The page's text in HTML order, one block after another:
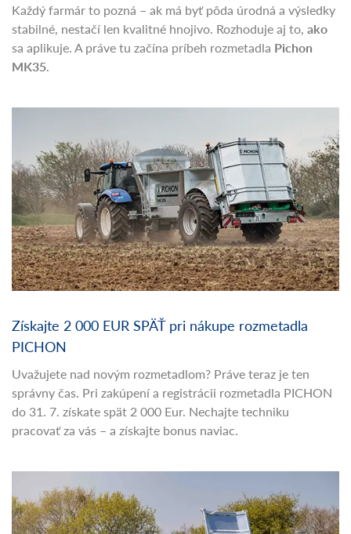
Každý farmár to pozná – ak má byť pôda úrodná a výsledky
stabilné, nestačí len kvalitné hnojivo. Rozhoduje aj to, ako
sa aplikuje. A práve tu začína príbeh rozmetadla Pichon
MK35.
Získajte 2 000 EUR SPÄŤ pri nákupe rozmetadla
PICHON
Uvažujete nad novým rozmetadlom? Práve teraz je ten
správny čas. Pri zakúpení a registrácii rozmetadla PICHON
do 31. 7. získate spät 2 000 Eur. Nechajte techniku
pracovať za vás – a získajte bonus naviac.